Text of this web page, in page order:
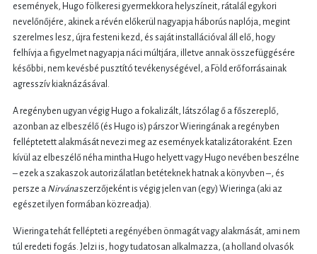
események, Hugo fölkeresi gyermekkora helyszíneit, rátalál egykori
nevelőnőjére, akinek a révén előkerül nagyapja háborús naplója, megint
szerelmes lesz, újra festeni kezd, és saját installációval áll elő, hogy
felhívja a figyelmet nagyapja náci múltjára, illetve annak összefüggésére
későbbi, nem kevésbé pusztító tevékenységével, a Föld erőforrásainak
agresszív kiaknázásával.
A regényben ugyan végig Hugo a fokalizált, látszólag ő a főszereplő,
azonban az elbeszélő (és Hugo is) párszor Wieringának a regényben
felléptetett alakmását nevezi meg az események katalizátoraként. Ezen
kívül az elbeszélő néha mintha Hugo helyett vagy Hugo nevében beszélne
– ezek a szakaszok autorizálatlan betéteknek hatnak a könyvben –, és
persze a Nirvánaszerzőjeként is végig jelen van (egy) Wieringa (aki az
egészet ilyen formában közreadja).
Wieringa tehát fellépteti a regényében önmagát vagy alakmását, ami nem
túl eredeti fogás. Jelzi is, hogy tudatosan alkalmazza, (a holland olvasók